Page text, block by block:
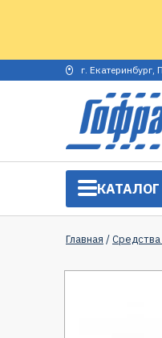
г.
КАТАЛОГ
Главная /